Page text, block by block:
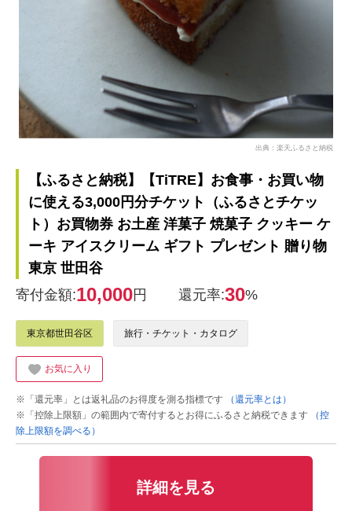
出典：楽天ふるさと納税
【ふるさと納税】【TiTRE】お食事・お買い物
に使える3,000円分チケット（ふるさとチケッ
ト）お買物券 お土産 洋菓子 焼菓子 クッキー ケ
ーキ アイスクリーム ギフト プレゼント 贈り物
東京 世田谷
寄付金額:10,000円 還元率:30%
東京都世田谷区 旅行・チケット・カタログ
お気に入り
※「還元率」とは返礼品のお得度を測る指標です
（還元率とは）
※「控除上限額」の範囲内で寄付するとお得にふるさと納税できます
（控
除上限額を調べる）
詳細を見る